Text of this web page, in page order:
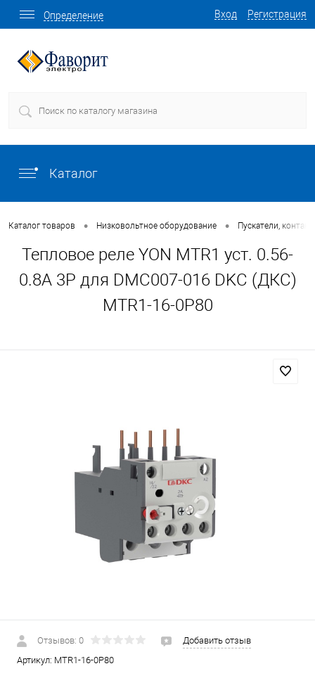
Вход Регистрация
Определение
Каталог
Каталог товаров • Низковольтное оборудование • Пускатели,
Тепловое реле YON MTR1 уст. 0.56-
0.8A 3P для DMC007-016 DKC (ДКС)
MTR1-16-0P80
Отзывов: 0
Добавить отзыв
Артикул: MTR1-16-0P80